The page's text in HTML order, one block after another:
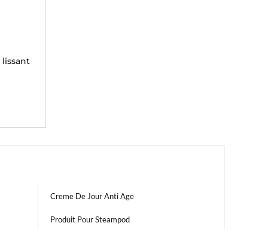
Creme De Jour Anti Age
Produit Pour Steampod